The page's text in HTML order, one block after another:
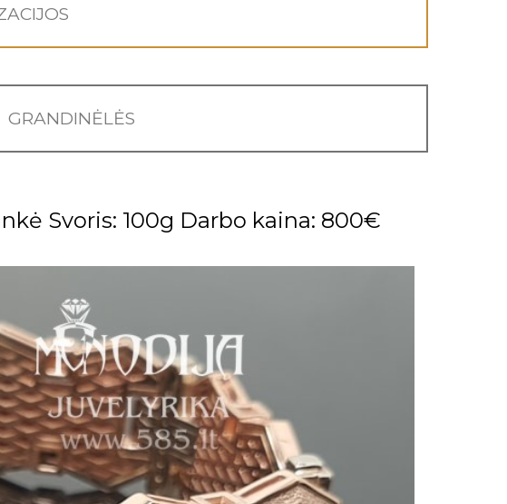
GRANDINĖLĖS
Svoris: 100g Darbo kaina: 800€